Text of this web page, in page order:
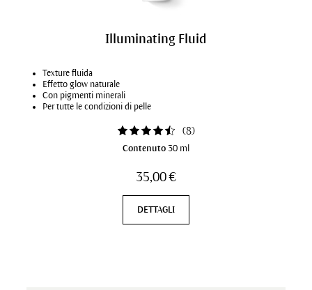
Illuminating Fluid
Texture fluida
Effetto glow naturale
Con pigmenti minerali
Per tutte le condizioni di pelle
(8)
Contenuto 30 ml
35,00 €
DETTAGLI